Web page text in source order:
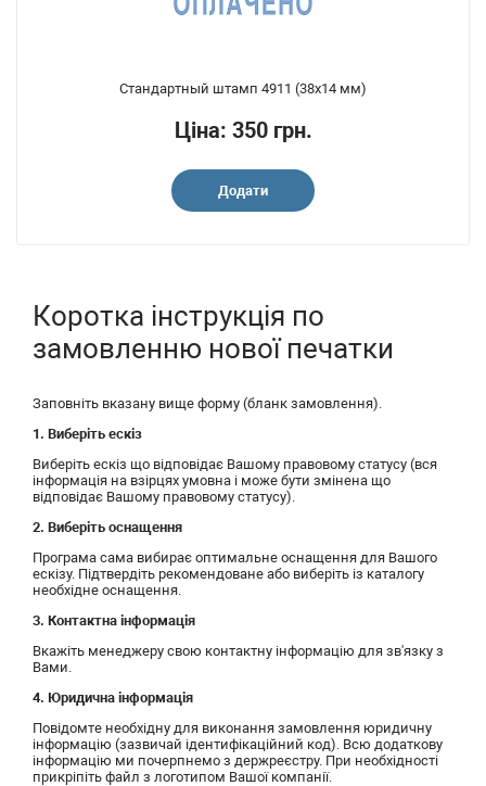
Стандартный штамп 4911 (38x14 мм)
Ціна: 350 грн.
Додати
Коротка інструкція по
замовленню нової печатки
Заповніть вказану вище форму (бланк замовлення).
1. Виберіть ескіз
Виберіть ескіз що відповідає Вашому правовому статусу (вся
інформація на взірцях умовна і може бути змінена що
відповідає Вашому правовому статусу).
2. Виберіть оснащення
Програма сама вибирає оптимальне оснащення для Вашого
ескізу. Підтвердіть рекомендоване або виберіть із каталогу
необхідне оснащення.
3. Контактна інформація
Вкажіть менеджеру свою контактну інформацію для зв'язку з
Вами.
4. Юридична інформація
Повідомте необхідну для виконання замовлення юридичну
інформацію (зазвичай ідентифікаційний код). Всю додаткову
інформацію ми почерпнемо з держреєстру. При необхідності
прикріпіть файл з логотипом Вашої компанії.